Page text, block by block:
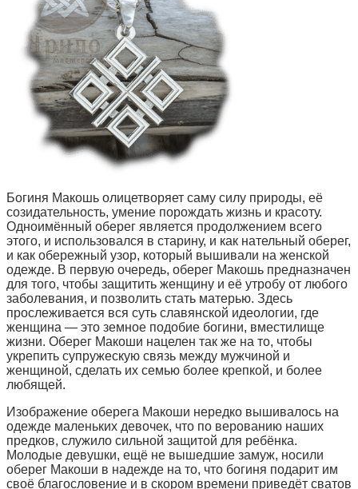
Богиня Макошь олицетворяет саму силу природы, её
созидательность, умение порождать жизнь и красоту.
Одноимённый оберег является продолжением всего
этого, и использовался в старину, и как нательный оберег,
и как обережный узор, который вышивали на женской
одежде. В первую очередь, оберег Макошь предназначен
для того, чтобы защитить женщину и её утробу от любого
заболевания, и позволить стать матерью. Здесь
прослеживается вся суть славянской идеологии, где
женщина — это земное подобие богини, вместилище
жизни. Оберег Макоши нацелен так же на то, чтобы
укрепить супружескую связь между мужчиной и
женщиной, сделать их семью более крепкой, и более
любящей.
Изображение оберега Макоши нередко вышивалось на
одежде маленьких девочек, что по верованию наших
предков, служило сильной защитой для ребёнка.
Молодые девушки, ещё не вышедшие замуж, носили
оберег Макоши в надежде на то, что богиня подарит им
своё благословение и в скором времени приведёт сватов